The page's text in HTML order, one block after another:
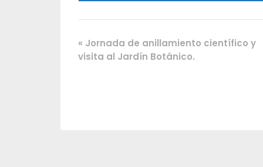
« Jornada de anillamiento científico y
visita al Jardín Botánico.